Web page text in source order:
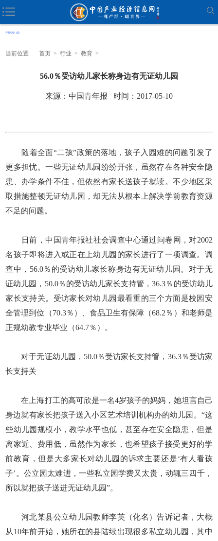
当前位置 首页 > 行业 > 教育 >
56.0％受访幼儿家长称身边有无证幼儿园
来源：中国青年报 时间：2017-05-10
随着全面“二孩”政策的落地，孩子入园难的问题引发了
更多担忧。一些无证幼儿园纷纷开张，虽然存在各种安全隐
患、办学条件不佳，但依然有家长送孩子就读。不少地区采
取措施整顿无证幼儿园，却无法从根本上解决学前教育资源
不足的问题。
日前，中国青年报社社会调查中心通过问卷网，对2002
名孩子即将进入或正在上幼儿园的家长进行了一项调查。调
查中，56.0％的受访幼儿家长称身边有无证幼儿园。对于无
证幼儿园，50.0％的受访幼儿家长支持管，36.3％的受访幼儿
家长支持关。受访家长对幼儿园最看重的三个方面是校园安
全管理到位（70.3％）、食品卫生有保障（68.2％）和老师是
正规幼教专业毕业（64.7％）。
对于无证幼儿园，50.0％受访家长支持管，36.3％受访家
长支持关
在上海打工的高可欣是一名4岁孩子的妈妈，她坦言自己
身边就有家长把孩子送入小区艺术培训机构办的幼儿园。“这
些幼儿园规模小，教学水平也低，甚至存在安全隐患，但是
离家近、费用低，虽然作为家长，也希望孩子接受更好的学
前教育，但是大多家长对幼儿园的诉求主要还是‘有人看孩
子’。公立园太难进，一些私立园学费又太贵，动辄三四千，
所以就把孩子送进无证幼儿园”。
河北某县公立幼儿园教师李英（化名）告诉记者，大概
从10年前开始，她所在的县陆续出现很多私立幼儿园，其中